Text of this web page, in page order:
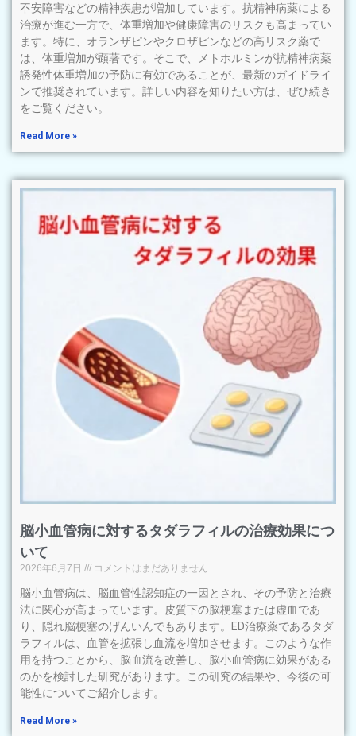
不安障害などの精神疾患が増加しています。抗精神病薬による
治療が進む一方で、体重増加や健康障害のリスクも高まってい
ます。特に、オランザピンやクロザピンなどの高リスク薬で
は、体重増加が顕著です。そこで、メトホルミンが抗精神病薬
誘発性体重増加の予防に有効であることが、最新のガイドライ
ンで推奨されています。詳しい内容を知りたい方は、ぜひ続き
をご覧ください。
Read More »
脳小血管病に対するタダラフィルの治療効果につ
いて
2026年6月7日 コメントはまだありません
脳小血管病は、脳血管性認知症の一因とされ、その予防と治療
法に関心が高まっています。皮質下の脳梗塞または虚血であ
り、隠れ脳梗塞のげんいんでもあります。ED治療薬であるタダ
ラフィルは、血管を拡張し血流を増加させます。このような作
用を持つことから、脳血流を改善し、脳小血管病に効果がある
のかを検討した研究があります。この研究の結果や、今後の可
能性についてご紹介します。
Read More »